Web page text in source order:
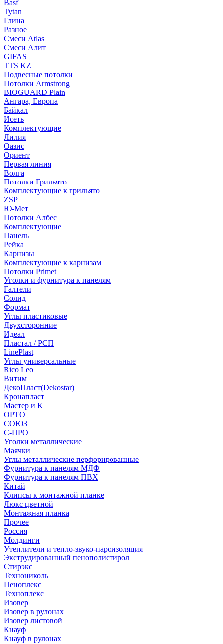
Basf
Tytan
Глина
Разное
Смеси Atlas
Смеси Алит
GIFAS
TTS KZ
Подвесные потолки
Потолки Armstrong
BIOGUARD Plain
Ангара, Европа
Байкал
Исеть
Комплектующие
Лилия
Оазис
Ориент
Первая линия
Волга
Потолки Грильято
Комплектующие к грильято
ZSP
Ю-Мет
Потолки Албес
Комплектующие
Панель
Рейка
Карнизы
Комплектующие к карнизам
Потолки Primet
Уголки и фурнитура к панелям
Галтели
Солид
Формат
Углы пластиковые
Двухсторонние
Идеал
Пластал / РСП
LinePlast
Углы универсальные
Rico Leo
Витим
ДекоПласт(Dekostar)
Кронапласт
Мастер и К
ОРТО
СОЮЗ
С-ПРО
Уголки металлические
Маячки
Углы металлические перфорированные
Фурнитура к панелям МДФ
Фурнитура к панелям ПВХ
Китай
Клипсы к монтажной планке
Люкс цветной
Монтажная планка
Прочее
Россия
Молдинги
Утеплители и тепло-звуко-пароизоляция
Экструдированный пенополистирол
Стирэкс
Технониколь
Пеноплекс
Техноплекс
Изовер
Изовер в рулонах
Изовер листовой
Кнауф
Кнауф в рулонах